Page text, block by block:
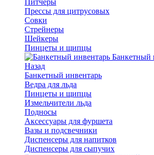
Питчеры
Прессы для цитрусовых
Совки
Стрейнеры
Шейкеры
Пинцеты и щипцы
Банкетный
Назад
Банкетный инвентарь
Ведра для льда
Пинцеты и щипцы
Измельчители льда
Подносы
Аксессуары для фуршета
Вазы и подсвечники
Диспенсеры для напитков
Диспенсеры для сыпучих